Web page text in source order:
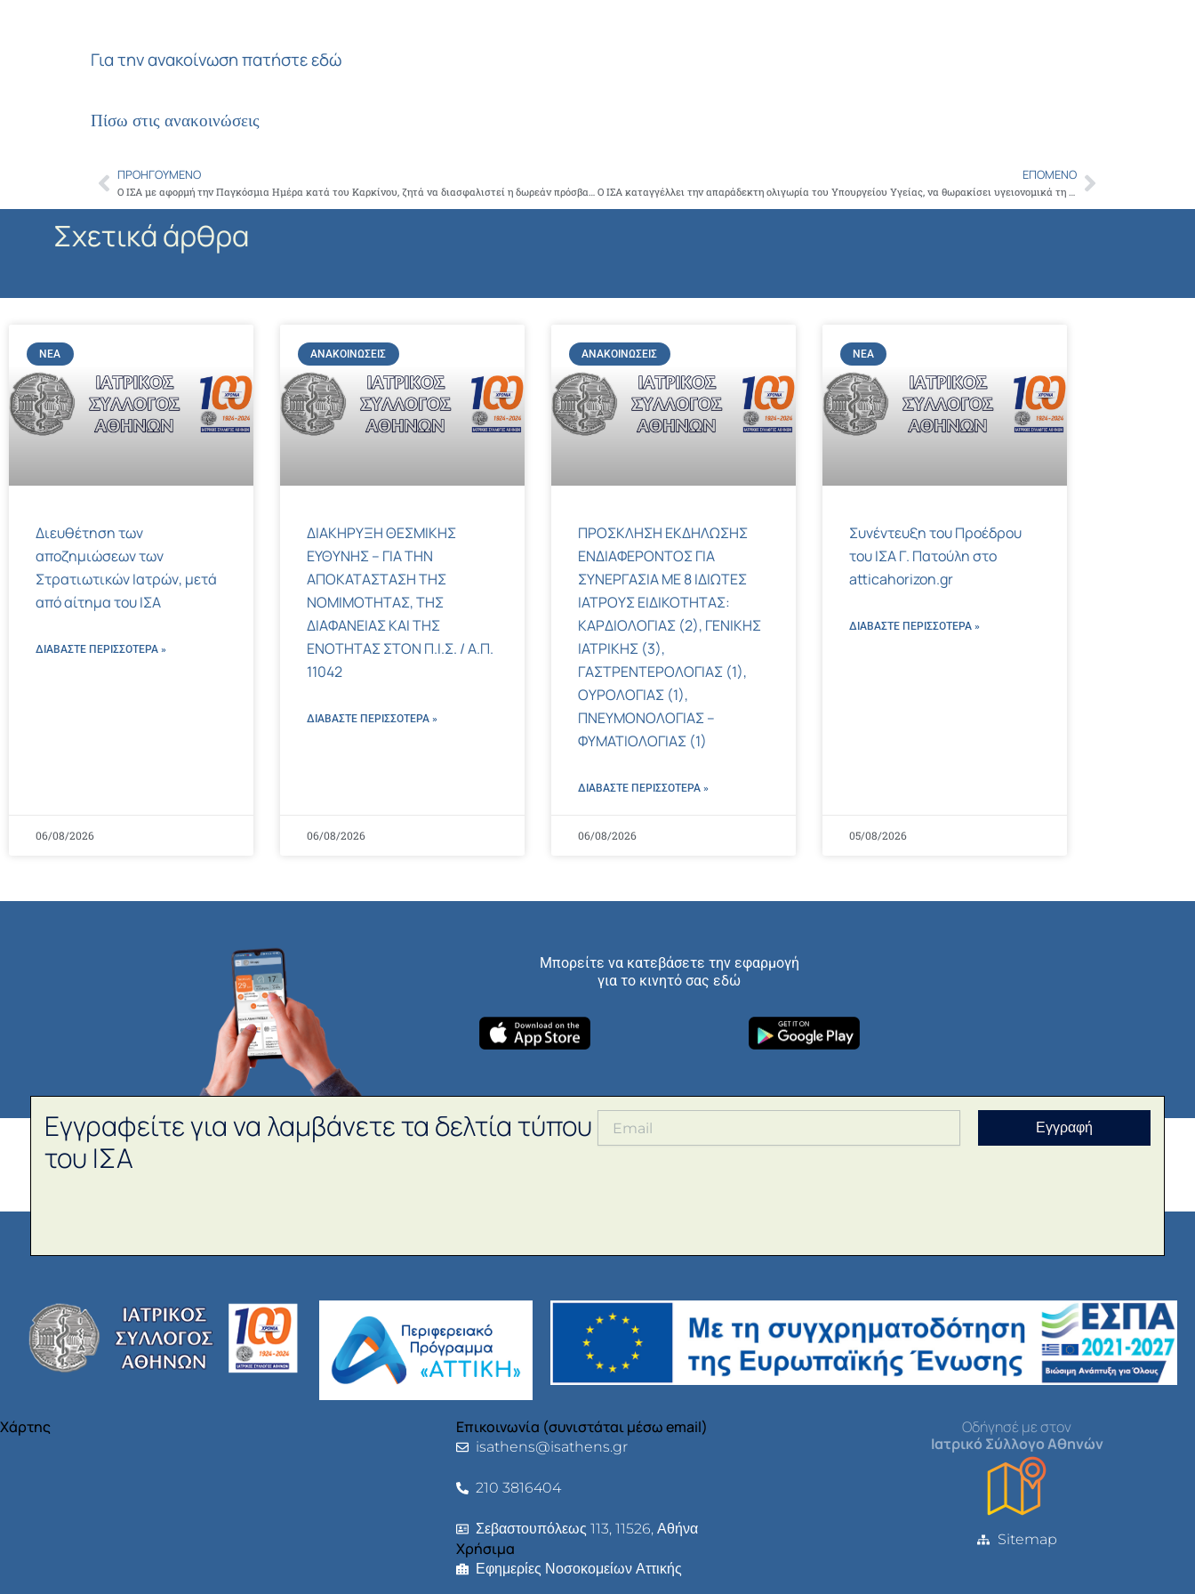
Για την ανακοίνωση πατήστε εδώ
Πίσω στις ανακοινώσεις
Prev
ΠΡΟΗΓΟΎΜΕΝΟ
Ο ΙΣΑ με αφορμή την Παγκόσμια Ημέρα κατά του Καρκίνου, ζητά να διασφαλιστεί η δωρεάν πρόσβαση όλων των ογκολογικών ασθενών, σε υψηλού επιπέδου υπηρεσίες υγείας
ΕΠΌΜΕΝΟ
Ο ΙΣΑ καταγγέλλει την απαράδεκτη ολιγωρία του Υπουργείου Υγείας, να θωρακίσει υγειονομικά τη χώρα μας, με αποτέλεσμα η Ελλάδα, να κατέχει τα τελευταία χρόνια, το θλιβερό ρεκόρ των θανάτων από γρίπη στην ΕυρώπηNext
Σχετικά άρθρα
ΝΈΑ
Διευθέτηση των
αποζημιώσεων των
Στρατιωτικών Ιατρών, μετά
από αίτημα του ΙΣΑ
ΔΙΑΒΑΣΤΕ ΠΕΡΙΣΣΌΤΕΡΑ »
06/08/2026
ΑΝΑΚΟΙΝΏΣΕΙΣ
ΔΙΑΚΗΡΥΞΗ ΘΕΣΜΙΚΗΣ
ΕΥΘΥΝΗΣ – ΓΙΑ ΤΗΝ
ΑΠΟΚΑΤΑΣΤΑΣΗ ΤΗΣ
ΝΟΜΙΜΟΤΗΤΑΣ, ΤΗΣ
ΔΙΑΦΑΝΕΙΑΣ ΚΑΙ ΤΗΣ
ΕΝΟΤΗΤΑΣ ΣΤΟΝ Π.Ι.Σ. / Α.Π.
11042
ΔΙΑΒΑΣΤΕ ΠΕΡΙΣΣΌΤΕΡΑ »
06/08/2026
ΑΝΑΚΟΙΝΏΣΕΙΣ
ΠΡΟΣΚΛΗΣΗ ΕΚΔΗΛΩΣΗΣ
ΕΝΔΙΑΦΕΡΟΝΤΟΣ ΓΙΑ
ΣΥΝΕΡΓΑΣΙΑ ΜΕ 8 ΙΔΙΩΤΕΣ
ΙΑΤΡΟΥΣ ΕΙΔΙΚΟΤΗΤΑΣ:
ΚΑΡΔΙΟΛΟΓΙΑΣ (2), ΓΕΝΙΚΗΣ
ΙΑΤΡΙΚΗΣ (3),
ΓΑΣΤΡΕΝΤΕΡΟΛΟΓΙΑΣ (1),
ΟΥΡΟΛΟΓΙΑΣ (1),
ΠΝΕΥΜΟΝΟΛΟΓΙΑΣ –
ΦΥΜΑΤΙΟΛΟΓΙΑΣ (1)
ΔΙΑΒΑΣΤΕ ΠΕΡΙΣΣΌΤΕΡΑ »
06/08/2026
ΝΈΑ
Συνέντευξη του Προέδρου
του ΙΣΑ Γ. Πατούλη στο
atticahorizon.gr
ΔΙΑΒΑΣΤΕ ΠΕΡΙΣΣΌΤΕΡΑ »
05/08/2026
Μπορείτε να κατεβάσετε την εφαρμογή
για το κινητό σας εδώ
Εγγραφείτε για να λαμβάνετε τα δελτία τύπου
του ΙΣΑ
Εγγραφή
Χάρτης Επικοινωνία (συνιστάται μέσω email)
isathens@isathens.gr
210 3816404
Σεβαστουπόλεως 113, 11526, Αθήνα
Χρήσιμα
Εφημερίες Νοσοκομείων Αττικής
Οδήγησέ με στον
Ιατρικό Σύλλογο Αθηνών
Sitemap